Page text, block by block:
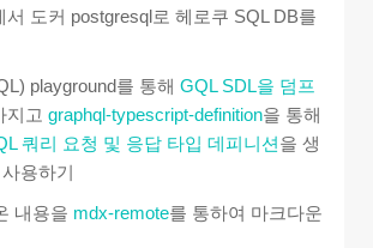
서 도커 postgresql로 헤로쿠 SQL DB를
playground를 통해 GQL SDL을 덤프
지고 graphql-typescript-definition을 통해
쿼리 요청 및 응답 타입 데피니션을 생
용하기
내용을 mdx-remote를 통하여 마크다운